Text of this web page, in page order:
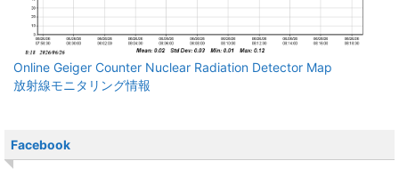
Online Geiger Counter Nuclear Radiation Detector Map
放射線モニタリング情報
Facebook